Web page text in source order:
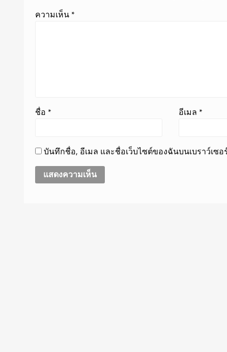
ความเห็น *
ชื่อ * อีเมล *
บันทึกชื่อ, อีเมล และชื่อเว็บไซต์ของฉันบนเบราว์เซ